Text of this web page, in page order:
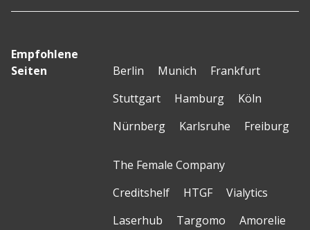
Empfohlene
Seiten
Berlin Munich
Frankfurt
Stuttgart
Hamburg
Köln
Nürnberg
Karlsruhe Freiburg
The Female Company
Creditshelf
HTGF
Vialytics
Laserhub
Targomo Amorelie